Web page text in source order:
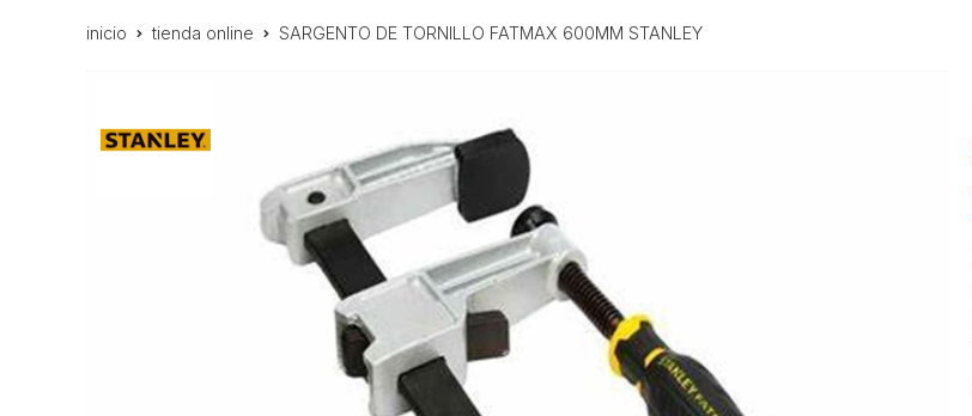
inicio tienda online SARGENTO DE TORNILLO FATMAX 600MM STANLEY